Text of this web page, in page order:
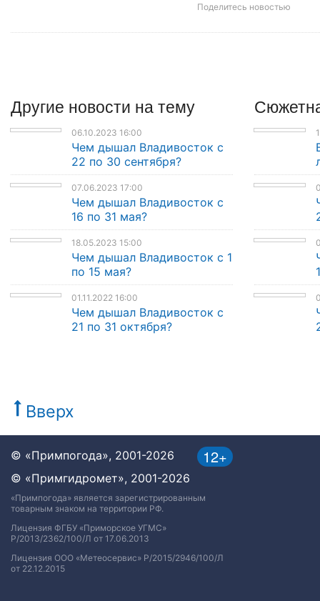
Поделитесь новостью
Другие новости на тему
06.10.2023 16:00
Чем дышал Владивосток с
22 по 30 сентября?
07.06.2023 17:00
Чем дышал Владивосток с
16 по 31 мая?
18.05.2023 15:00
Чем дышал Владивосток с 1
по 15 мая?
01.11.2022 16:00
Чем дышал Владивосток с
21 по 31 октября?
Вверх
12+
© «Примпогода», 2001-2026
© «Примгидромет», 2001-2026
«Примпогода» является зарегистрированным
товарным знаком на территории РФ.
Лицензия ФГБУ «Приморское УГМС»
Р/2013/2362/100/Л от 17.06.2013
Лицензия ООО «Метеосервис» Р/2015/2946/100/Л
от 22.12.2015